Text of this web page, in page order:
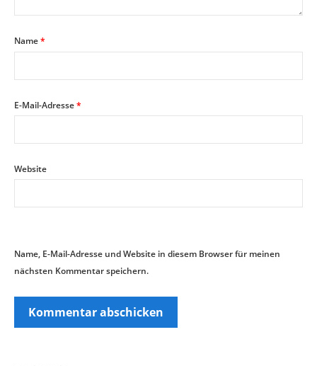
Name*
E-Mail-Adresse*
Website
Name, E-Mail-Adresse und Website in diesem Browser für meinen
nächsten Kommentar speichern.